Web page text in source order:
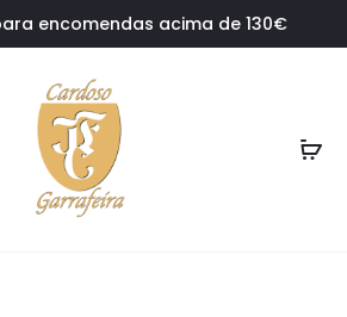
encomendas acima de 130€